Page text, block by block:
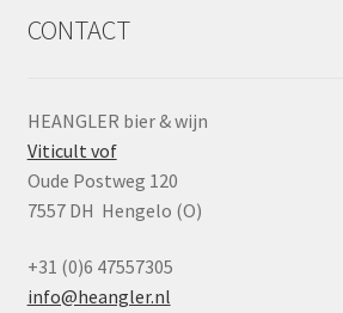
CONTACT
HEANGLER bier & wijn
Viticult vof
Oude Postweg 120
7557 DH Hengelo (O)
+31 (0)6 47557305
info@heangler.nl